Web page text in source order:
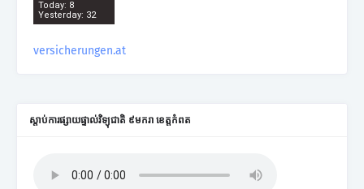
Today: 8
Yesterday: 32
versicherungen.at
ស្តាប់ការផ្សាយផ្ទាល់វិទ្យុជាតិ ៩មករា ខេត្តកំពត